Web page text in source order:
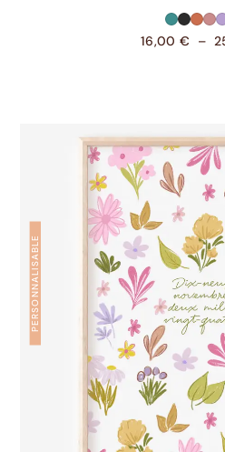
16,00 € –
PERSONNALISABLE